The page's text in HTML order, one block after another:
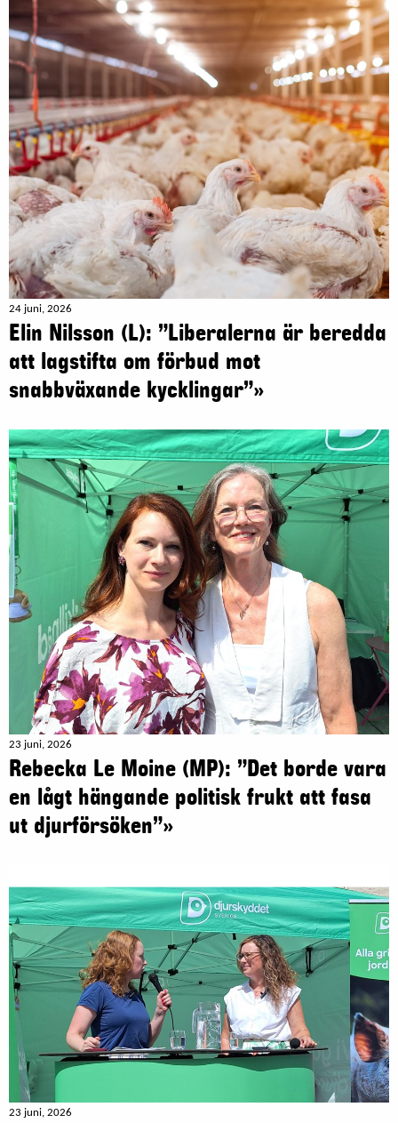
24 juni, 2026
Elin Nilsson (L): ”Liberalerna är beredda
att lagstifta om förbud mot
snabbväxande kycklingar”»
23 juni, 2026
Rebecka Le Moine (MP): ”Det borde vara
en lågt hängande politisk frukt att fasa
ut djurförsöken”»
23 juni, 2026